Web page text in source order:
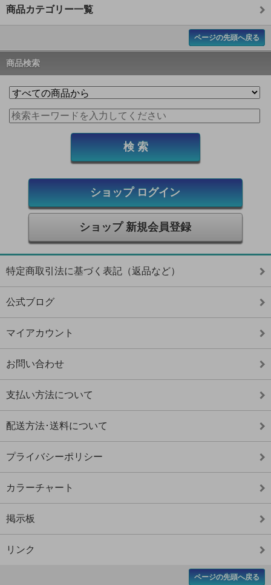
商品カテゴリー一覧
ページの先頭へ戻る
商品検索
ショップ ログイン
ショップ 新規会員登録
特定商取引法に基づく表記（返品など）
公式ブログ
マイアカウント
お問い合わせ
支払い方法について
配送方法･送料について
プライバシーポリシー
カラーチャート
掲示板
リンク
ページの先頭へ戻る